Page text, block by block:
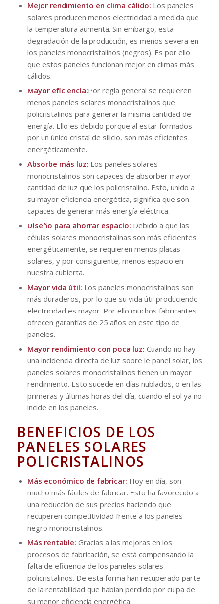
Mejor rendimiento en clima cálido: Los paneles
solares producen menos electricidad a medida que
la temperatura aumenta. Sin embargo, esta
degradación de la producción, es menos severa en
los paneles monocristalinos (negros). Es por ello
que estos paneles funcionan mejor en climas más
cálidos.
Mayor eficiencia:Por regla general se requieren
menos paneles solares monocristalinos que
policristalinos para generar la misma cantidad de
energía. Ello es debido porque al estar formados
por un único cristal de silicio, son más eficientes
energéticamente.
Absorbe más luz: Los paneles solares
monocristalinos son capaces de absorber mayor
cantidad de luz que los policristalino. Esto, unido a
su mayor eficiencia energética, significa que son
capaces de generar más energía eléctrica.
Diseño para ahorrar espacio: Debido a que las
células solares monocristalinas son más eficientes
energéticamente, se requieren menos placas
solares, y por consiguiente, menos espacio en
nuestra cubierta.
Mayor vida útil: Los paneles monocristalinos son
más duraderos, por lo que su vida útil produciendo
electricidad es mayor. Por ello muchos fabricantes
ofrecen garantías de 25 años en este tipo de
paneles.
Mayor rendimiento con poca luz: Cuando no hay
una incidencia directa de luz sobre le panel solar, los
paneles solares monocristalinos tienen un mayor
rendimiento. Esto sucede en días nublados, o en las
primeras y últimas horas del día, cuando el sol ya no
incide en los paneles.
BENEFICIOS DE LOS
PANELES SOLARES
POLICRISTALINOS
Más económico de fabricar: Hoy en día, son
mucho más fáciles de fabricar. Esto ha favorecido a
una reducción de sus precios haciendo que
recuperen competitividad frente a los paneles
negro monocristalinos.
Más rentable: Gracias a las mejoras en los
procesos de fabricación, se está compensando la
falta de eficiencia de los paneles solares
policristalinos. De esta forma han recuperado parte
de la rentabilidad que habían perdido por culpa de
su menor eficiencia energética.